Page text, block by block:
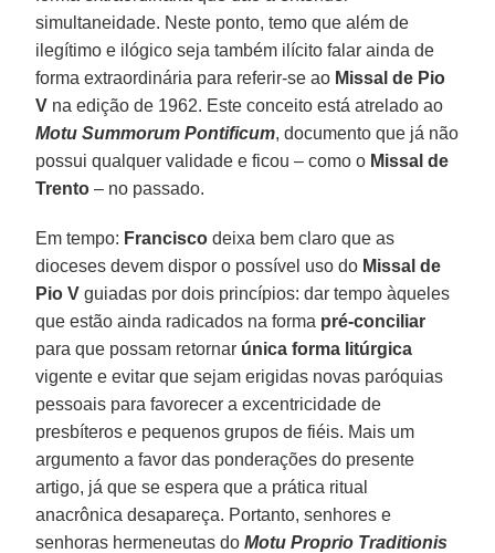
simultaneidade. Neste ponto, temo que além de
ilegítimo e ilógico seja também ilícito falar ainda de
forma extraordinária para referir-se ao Missal de Pio
V na edição de 1962. Este conceito está atrelado ao
Motu Summorum Pontificum, documento que já não
possui qualquer validade e ficou – como o Missal de
Trento – no passado.
Em tempo: Francisco deixa bem claro que as
dioceses devem dispor o possível uso do Missal de
Pio V guiadas por dois princípios: dar tempo àqueles
que estão ainda radicados na forma pré-conciliar
para que possam retornar única forma litúrgica
vigente e evitar que sejam erigidas novas paróquias
pessoais para favorecer a excentricidade de
presbíteros e pequenos grupos de fiéis. Mais um
argumento a favor das ponderações do presente
artigo, já que se espera que a prática ritual
anacrônica desapareça. Portanto, senhores e
senhoras hermeneutas doMotu Proprio Traditionis